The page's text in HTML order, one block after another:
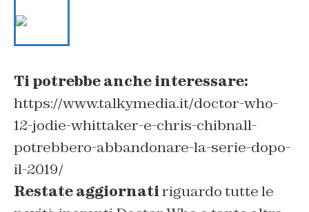
Ti potrebbe anche interessare:
https://www.talkymedia.it/doctor-who-
12-jodie-whittaker-e-chris-chibnall-
potrebbero-abbandonare-la-serie-dopo-
il-2019/
Restate aggiornatiriguardo tutte le